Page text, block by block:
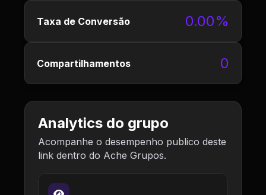
Taxa de Conversão 0.00%
Compartilhamentos 0
Analytics do grupo
Acompanhe o desempenho publico deste
link dentro do Ache Grupos.